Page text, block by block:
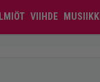
ILMIÖT VIIHDE MUSIIKKI